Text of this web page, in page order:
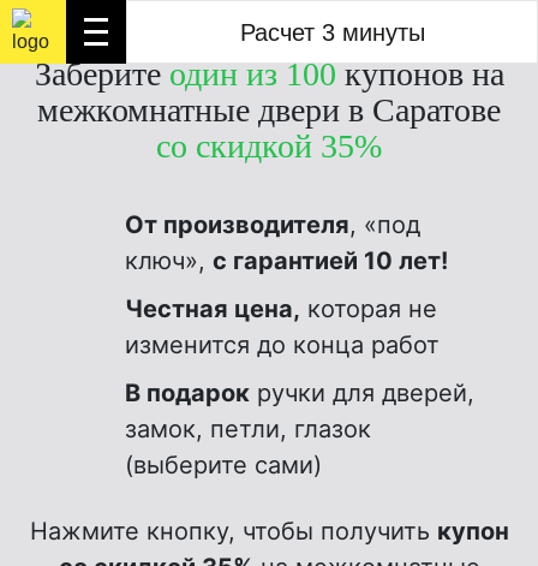
Расчет 3 минуты
Заберитеодин из 100купонов на
межкомнатные двери в Саратове
со скидкой 35%
От производителя, «под
ключ», с гарантией 10 лет!
Честная цена, которая не
изменится до конца работ
В подарок ручки для дверей,
замок, петли, глазок
(выберите сами)
Нажмите кнопку, чтобы получить купон